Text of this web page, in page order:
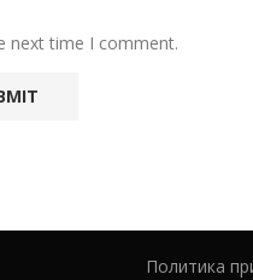
next time I comment.
Политика